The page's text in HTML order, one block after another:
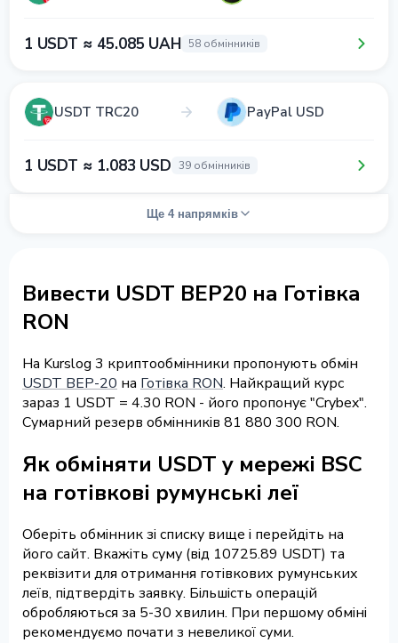
1 USDT ≈ 45.085 UAH 58 обмінників
USDT TRC20 PayPal USD
1 USDT ≈ 1.083 USD 39 обмінників
Ще 4 напрямків
Вивести USDT BEP20 на Готівка
RON
На Kurslog 3 криптообмінники пропонують обмін
USDT BEP-20 на Готівка RON. Найкращий курс
зараз 1 USDT = 4.30 RON - його пропонує "Crybex".
Сумарний резерв обмінників 81 880 300 RON.
Як обміняти USDT у мережі BSC
на готівкові румунські леї
Оберіть обмінник зі списку вище і перейдіть на
його сайт. Вкажіть суму (від 10725.89 USDT) та
реквізити для отримання готівкових румунських
леїв, підтвердіть заявку. Більшість операцій
обробляються за 5-30 хвилин. При першому обміні
рекомендуємо почати з невеликої суми.